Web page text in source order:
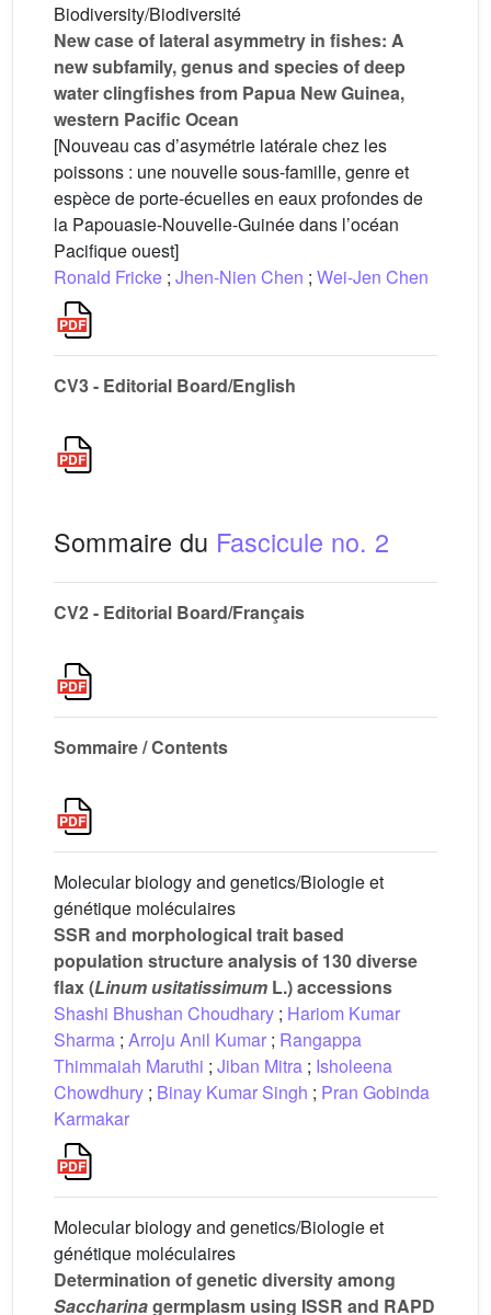
Biodiversity/Biodiversité
New case of lateral asymmetry in fishes: A
new subfamily, genus and species of deep
water clingfishes from Papua New Guinea,
western Pacific Ocean
[Nouveau cas d’asymétrie latérale chez les
poissons : une nouvelle sous-famille, genre et
espèce de porte-écuelles en eaux profondes de
la Papouasie-Nouvelle-Guinée dans l’océan
Pacifique ouest]
Ronald Fricke ; Jhen-Nien Chen ; Wei-Jen Chen
CV3 - Editorial Board/English
Sommaire du Fascicule no. 2
CV2 - Editorial Board/Français
Sommaire / Contents
Molecular biology and genetics/Biologie et
génétique moléculaires
SSR and morphological trait based
population structure analysis of 130 diverse
flax (Linum usitatissimum L.) accessions
Shashi Bhushan Choudhary ; Hariom Kumar
Sharma ; Arroju Anil Kumar ; Rangappa
Thimmaiah Maruthi ; Jiban Mitra ; Isholeena
Chowdhury ; Binay Kumar Singh ; Pran Gobinda
Karmakar
Molecular biology and genetics/Biologie et
génétique moléculaires
Determination of genetic diversity among
Saccharinagermplasm using ISSR and RAPD